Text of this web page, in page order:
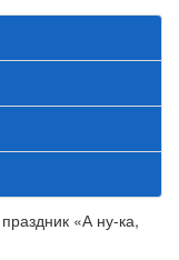
«А ну-ка,